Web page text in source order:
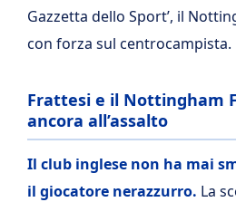
Gazzetta dello Sport’, il
con forza sul centrocampista.
Frattesi e il Nottingham
ancora all’assalto
Il club inglese non ha mai
il giocatore nerazzurro. La